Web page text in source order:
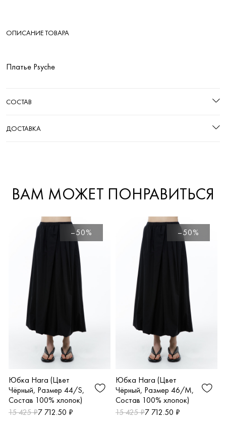
ОПИСАНИЕ ТОВАРА
Платье Psyche
СОСТАВ
ДОСТАВКА
ВАМ МОЖЕТ ПОНРАВИТЬСЯ
–50%
Юбка Hara (Цвет
Чёрный, Размер 44/S,
Состав 100% хлопок)
15 425 ₽7 712.50 ₽
–50%
Юбка Hara (Цвет
Чёрный, Размер 46/M,
Состав 100% хлопок)
15 425 ₽7 712.50 ₽